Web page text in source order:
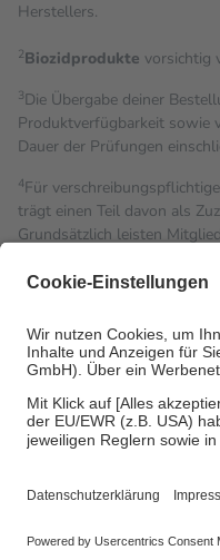
Herstellers.
2Biozidprodukte vorsichtig
3Die Übergabe deiner
Produktverfügbarkeit sowie
Dauer der Prüfungen
4Für
trägt einen Teil davon als
Grundsätzlich leisten
Diese Regeln gelten
Um das Engagement der
• Kindern und
• Untersuchungen zur
• empfohlenen
• Harn- und Blutteststreifen
Informationen findest du